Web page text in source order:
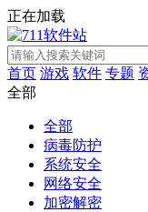
正在加载
首页 游戏 软件 专题
全部
全部
病毒防护
系统安全
网络安全
加密解密